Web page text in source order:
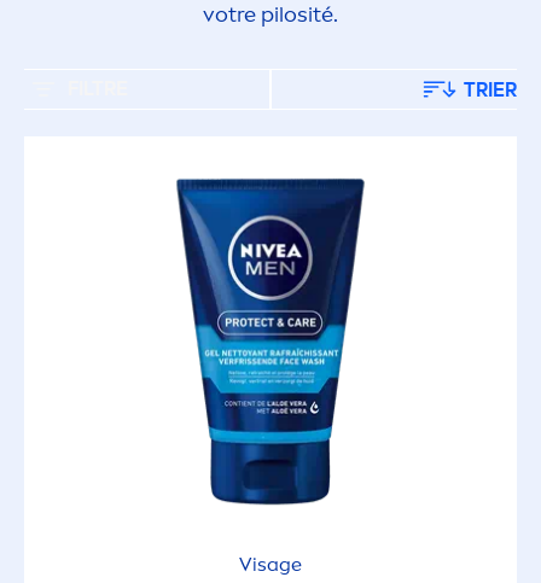
votre pilosité.
TRIER
Visage